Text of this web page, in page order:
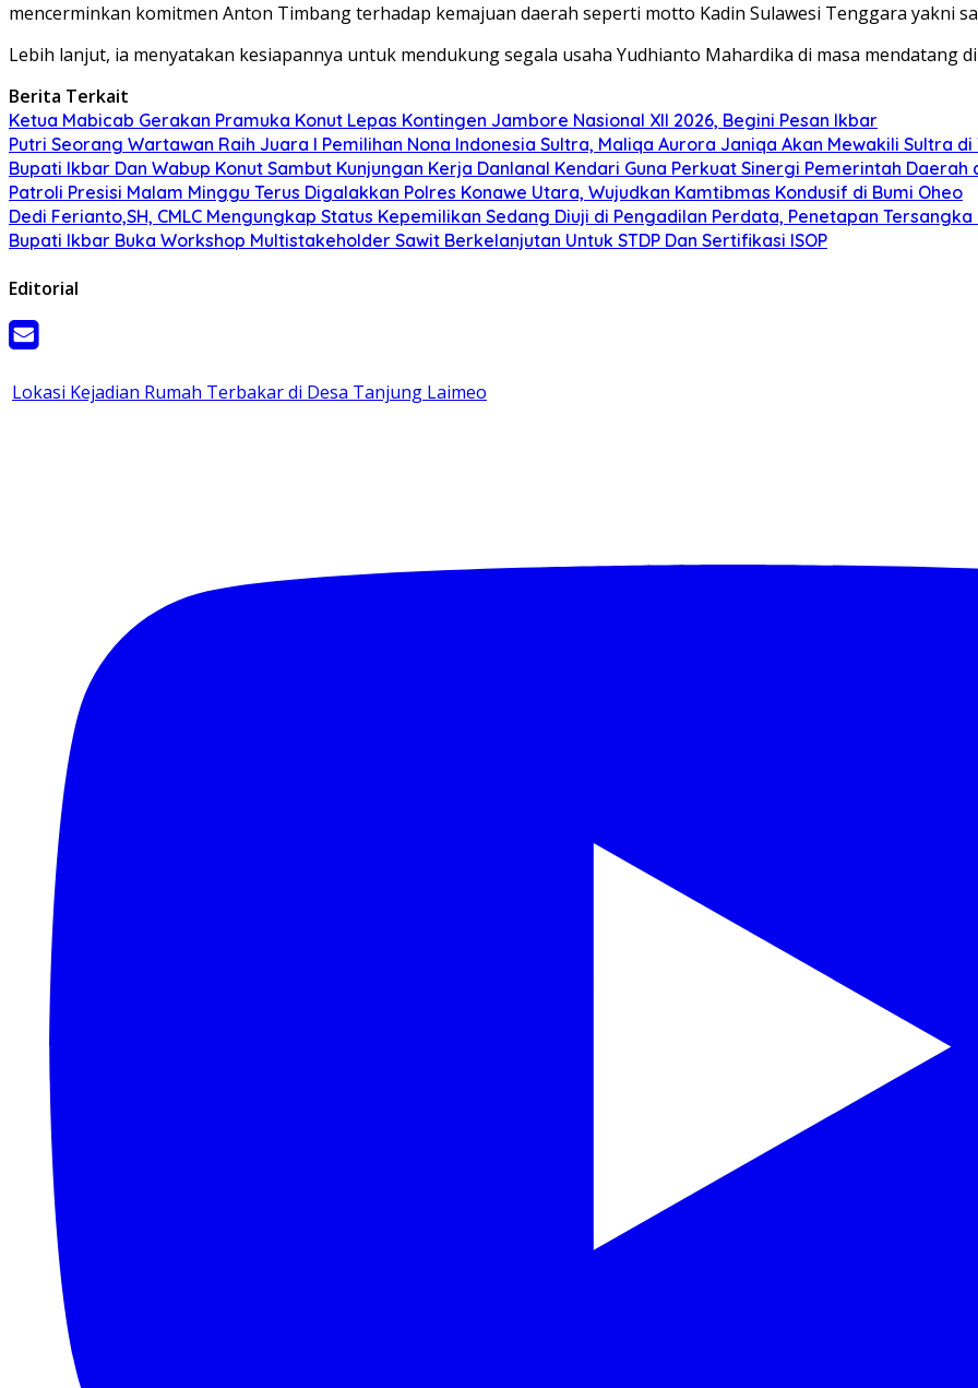
mencerminkan komitmen Anton Timbang terhadap kemajuan daerah seperti motto Kadin Sulawesi Tenggara yakni
Lebih lanjut, ia menyatakan kesiapannya untuk mendukung segala usaha Yudhianto Mahardika di masa mendatang
Berita Terkait
Ketua Mabicab Gerakan Pramuka Konut Lepas Kontingen Jambore Nasional XII 2026, Begini Pesan Ikbar
Putri Seorang Wartawan ‎Raih Juara I Pemilihan Nona Indonesia Sultra, Maliqa Aurora Janiqa Akan Mewakili Sultra
Bupati Ikbar Dan Wabup Konut Sambut Kunjungan Kerja Danlanal Kendari Guna Perkuat Sinergi Pemerintah Daerah
Patroli Presisi Malam Minggu Terus Digalakkan Polres Konawe Utara, Wujudkan Kamtibmas Kondusif di Bumi Oheo
Dedi Ferianto,SH, CMLC Mengungkap Status Kepemilikan Sedang Diuji di Pengadilan Perdata, Penetapan
Bupati Ikbar Buka Workshop Multistakeholder Sawit Berkelanjutan Untuk STDP Dan Sertifikasi ISOP
Editorial
Lokasi Kejadian Rumah Terbakar di Desa Tanjung Laimeo